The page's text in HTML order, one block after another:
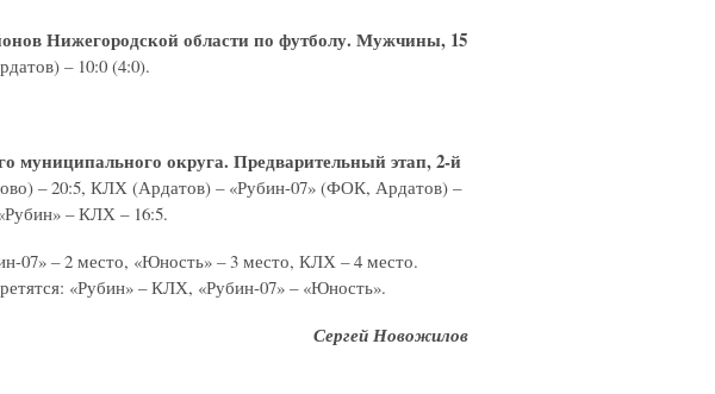
Нижегородской области по футболу. Мужчины, 15
– 10:0 (4:0).
муниципального округа. Предварительный этап, 2-й
– 20:5, КЛХ (Ардатов) – «Рубин-07» (ФОК, Ардатов) –
– КЛХ – 16:5.
07» – 2 место, «Юность» – 3 место, КЛХ – 4 место.
«Рубин» – КЛХ, «Рубин-07» – «Юность».
Сергей Новожилов